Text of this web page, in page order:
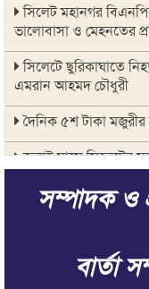
সিলেট মহানগর
ভালোবাসা ও মেহনতের
সিলেটে ছুরিকাঘাতে
এমরান আহমদ চৌধুরী
দৈনিক ৫শ টাকা মজুরীর
জুলাই মাসে সিলেটের
সভাপতি পদ ফিরে
বৃহত্তর মদিনা মার্কেট
বিশ্বনাথ উপজেলা
সম্পাদক ও
বার্তা